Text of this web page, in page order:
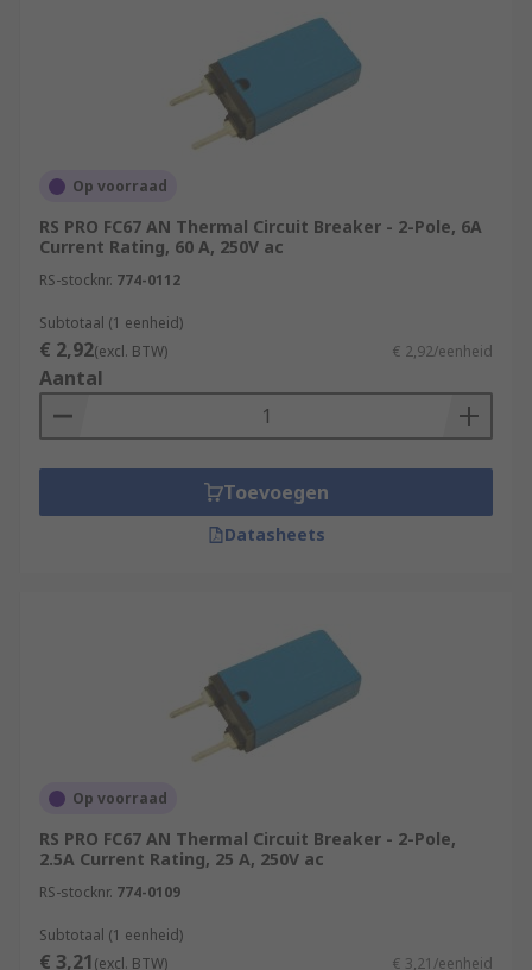
Op voorraad
RS PRO FC67 AN Thermal Circuit Breaker - 2-Pole, 6A
Current Rating, 60 A, 250V ac
RS-stocknr. 774-0112
Subtotaal (1 eenheid)
€ 2,92(excl. BTW) € 2,92/eenheid
Aantal
Toevoegen
Datasheets
Op voorraad
RS PRO FC67 AN Thermal Circuit Breaker - 2-Pole,
2.5A Current Rating, 25 A, 250V ac
RS-stocknr. 774-0109
Subtotaal (1 eenheid)
€ 3,21(excl. BTW) € 3,21/eenheid